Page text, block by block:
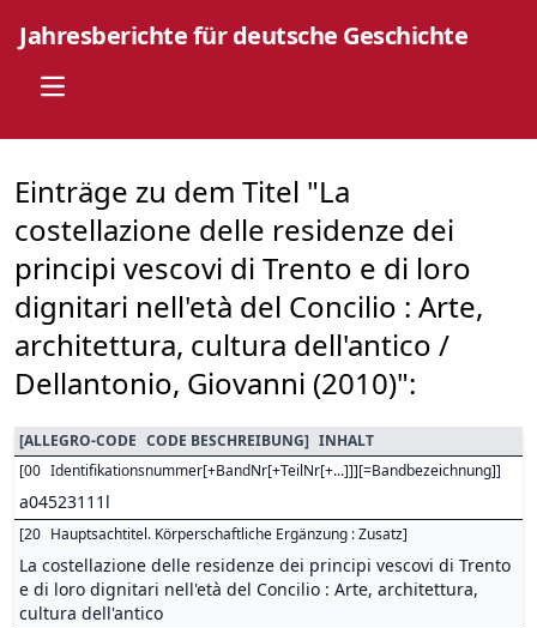
Jahresberichte für deutsche Geschichte
Open main menu
Einträge zu dem Titel "La
costellazione delle residenze dei
principi vescovi di Trento e di loro
dignitari nell'età del Concilio : Arte,
architettura, cultura dell'antico /
Dellantonio, Giovanni (2010)":
[ALLEGRO-CODE CODE BESCHREIBUNG] INHALT
[00 Identifikationsnummer[+BandNr[+TeilNr[+...]]][=Bandbezeichnung]]
a04523111l
[20 Hauptsachtitel. Körperschaftliche Ergänzung : Zusatz]
La costellazione delle residenze dei principi vescovi di Trento
e di loro dignitari nell'età del Concilio : Arte, architettura,
cultura dell'antico